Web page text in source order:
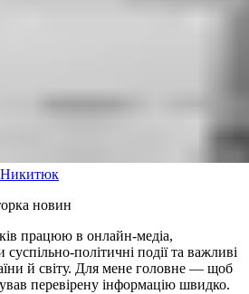
новин
працюю в онлайн-медіа,
політичні події та важливі
й світу. Для мене головне — щоб
перевірену інформацію швидко.